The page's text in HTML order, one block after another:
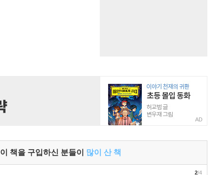
AD
이 책을 구입하신 분들이 많이 산 책
2/4